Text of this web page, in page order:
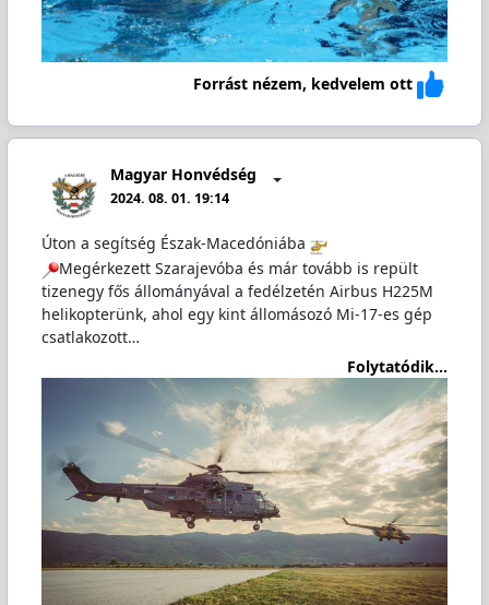
Forrást nézem, kedvelem ott
Magyar Honvédség
2024. 08. 01. 19:14
Úton a segítség Észak-Macedóniába
Megérkezett Szarajevóba és már tovább is repült
tizenegy fős állományával a fedélzetén Airbus H225M
helikopterünk, ahol egy kint állomásozó Mi-17-es gép
csatlakozott…
Folytatódik...